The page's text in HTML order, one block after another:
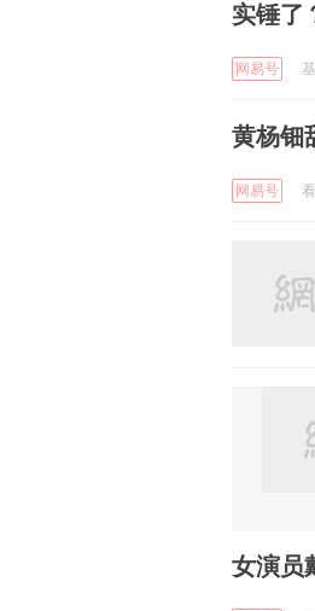
实锤了
网易号
黄杨钿
网易号
女演员